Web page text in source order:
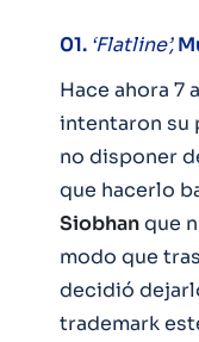
01. ‘Flatline’,
Hace ahora 7
intentaron su
no disponer
que hacerlo
Siobhanque
modo que tras
decidió
trademark